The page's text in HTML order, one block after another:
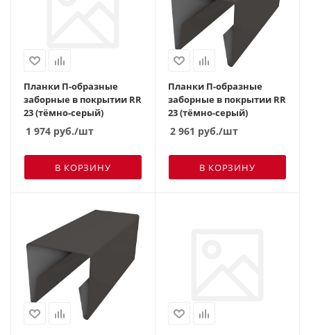
Планки П-образные
заборные в покрытии RR
23 (тёмно-серый)
1 974 руб./шт
В КОРЗИНУ
Планки П-образные
заборные в покрытии RR
23 (тёмно-серый)
2 961 руб./шт
В КОРЗИНУ